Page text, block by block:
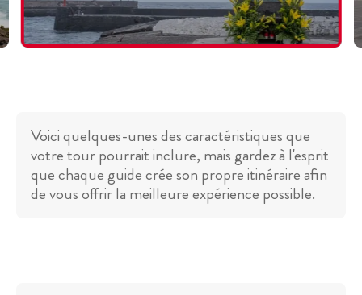
Voici quelques-unes des caractéristiques que
votre tour pourrait inclure, mais gardez à l'esprit
que chaque guide crée son propre itinéraire afin
de vous offrir la meilleure expérience possible.